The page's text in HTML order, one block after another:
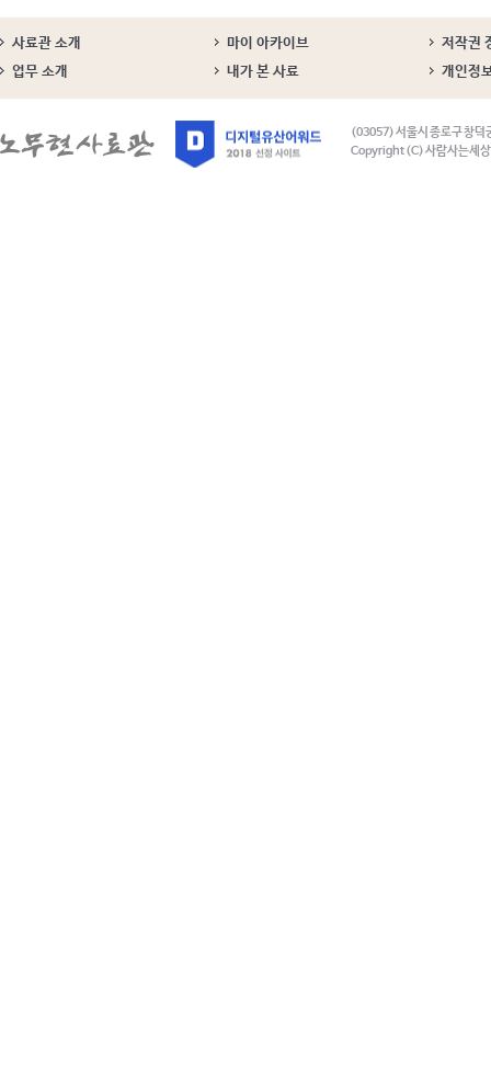
사료관 소개 마이 아카이브
저작권
업무 소개
내가 본 사료 개인정
(03057) 서울시 종로구 창덕
Copyright (C) 사람사는세